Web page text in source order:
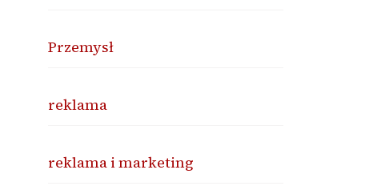
Przemysł
reklama
reklama i marketing